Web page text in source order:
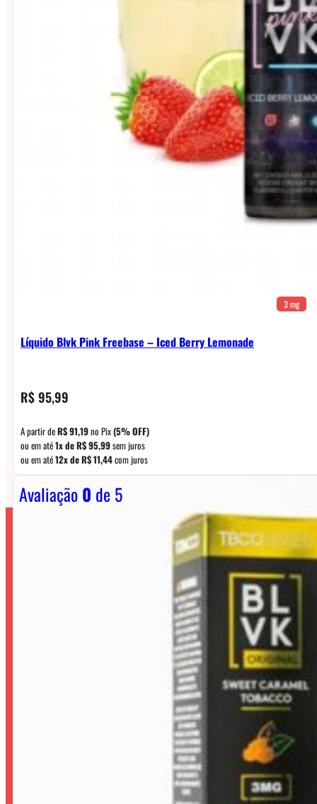
3 mg
Líquido Blvk Pink Freebase – Iced Berry Lemonade
R$95,99
A partir deR$91,19no Pix(5% OFF)
ou em até1x deR$95,99sem juros
ou em até12x deR$11,44com juros
Avaliação0 de 5